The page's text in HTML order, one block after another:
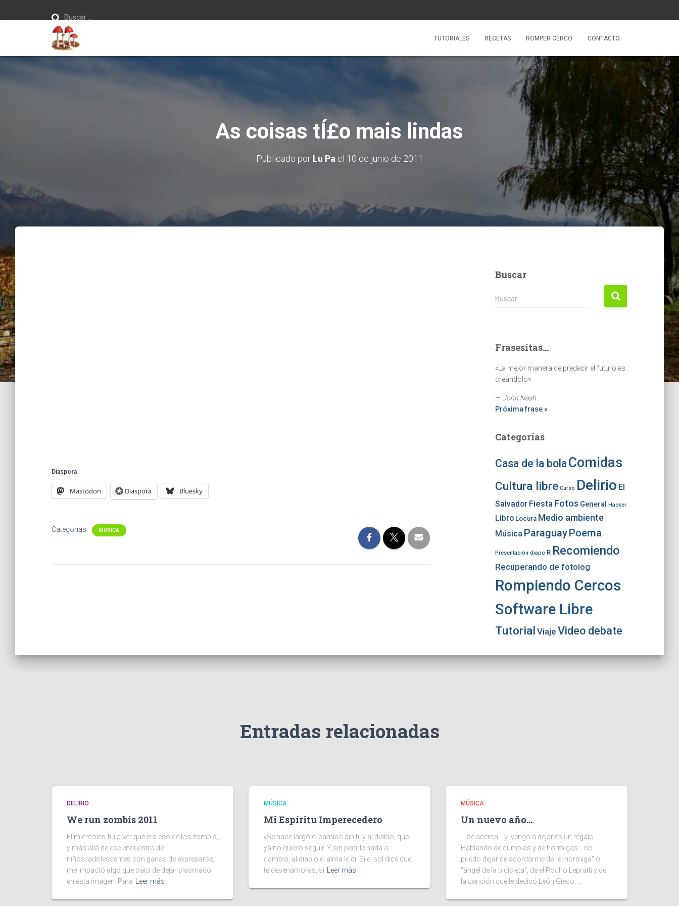
Buscar …
TUTORIALES RECETAS ROMPER CERCO CONTACTO
As coisas tÍ£o mais lindas
Publicado por Lu Pa el 10 de junio de 2011
Diaspora
Mastodon Diaspora Bluesky
Categorías: MÚSICA
Buscar
Buscar:
Buscar …
Frasesitas...
«La mejor manera de predecir el futuro es
creándolo»
— John Nash
Próxima frase »
Categorías
Casa de la bolaComidas
Cultura libre Curso Delirio El
Salvador Fiesta Fotos General Hacker
Libro Locura Medio ambiente
Música ParaguayPoema
Presentación diapo R Recomiendo
Recuperando de fotolog
Rompiendo Cercos
Software Libre
Tutorial Viaje Video debate
Entradas relacionadas
DELIRIO
We run zombis 2011
El miércoles fui a ver qué era eso de los zombis,
y más allá de ese encuentro de
niños/adolescentes con ganas de expresarse,
me impactó algo que trato de dejar plasmado
en esta imagen. Para
Leer más
MÚSICA
Mi Espíritu Imperecedero
«Se hace largo el camino sin ti, y al diablo, que
ya no quiero seguir. Y sin pedirle nada a
cambio, al diablo el alma le di. Si el sol dice que
te desenamoras, si
Leer más
MÚSICA
Un nuevo año…
... se acerca... y vengo a dejarles un regalo.
Hablando de cumbias y de hormigas... no
puedo dejar de acordarme de "el hormiga" o
"ángel de la bicicleta", de el Pocho Lepratti y de
la canción que le dedicó León Gieco. ...